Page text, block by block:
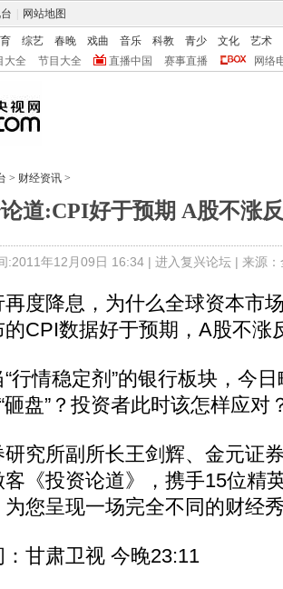
网站地图
综艺 春晚 戏曲 音乐 科教 青少 文化
艺术
大全 节目大全 直播中国 赛事直播 网络
> 财经资讯 >
道:CPI好于预期 A股不涨
:2011年12月09日 16:34 | 进入复兴论坛| 来源
降息，为什么全球资本市
CPI数据好于预期，A股不涨
情稳定剂”的银行板块，今日
砸盘”？投资者此时该怎样应对
所副所长王剑辉、金元证
《投资论道》，携手15位精
您呈现一场完全不同的财经
甘肃卫视 今晚23:11